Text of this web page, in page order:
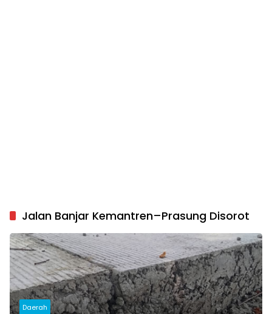
Jalan Banjar Kemantren–Prasung Disorot
Daerah